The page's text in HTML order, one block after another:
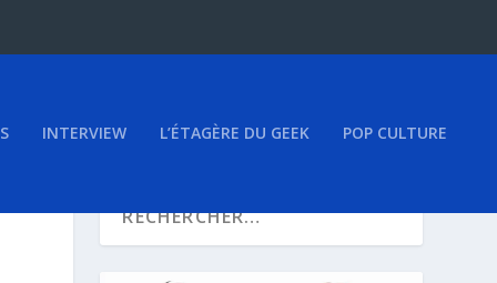
INTERVIEW L’ÉTAGÈRE DU GEEK POP CULTURE